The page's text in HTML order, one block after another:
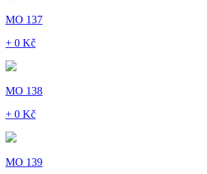
MO 137
+ 0 Kč
MO 138
+ 0 Kč
MO 139